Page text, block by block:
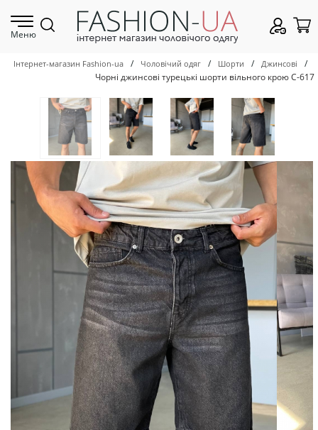
Меню
Інтернет-магазин Fashion-ua / Чоловічий одяг / Шорти / Джинсові
/
Чорні джинсові турецькі шорти вільного крою С-617